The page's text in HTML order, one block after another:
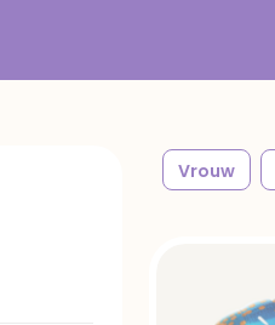
Momenten: Geslaagd
Vrouw